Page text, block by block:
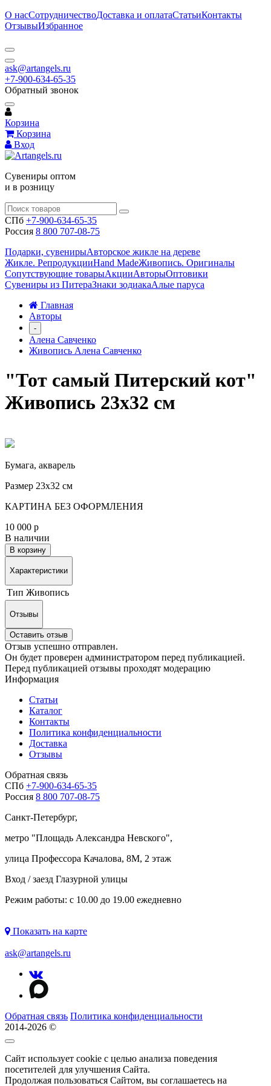
О насСотрудничествоДоставка и оплатаСтатьиКонтакты
ОтзывыИзбранное
ask@artangels.ru
+7-900-634-65-35
Обратный звонок
Корзина
Корзина
Вход
Сувениры оптом
и в розницу
СПб +7-900-634-65-35
Россия 8 800 707-08-75
Подарки, сувенирыАвторское жикле на дереве
Жикле. РепродукцииHand MadeЖивопись. Оригиналы
Сопутствующие товарыАкцииАвторыОптовики
Сувениры из ПитераЗнаки зодиакаАлые паруса
Главная
Авторы
-
Алена Савченко
Живопись Алена Савченко
"Тот самый Питерский кот"
Живопись 23х32 см
Бумага, акварель
Размер 23х32 см
КАРТИНА БЕЗ ОФОРМЛЕНИЯ
10 000 р
В наличии
В корзину
Характеристики
Тип Живопись
Отзывы
Оставить отзыв
Отзыв успешно отправлен.
Он будет проверен администратором перед публикацией.
Перед публикацией отзывы проходят модерацию
Информация
Статьи
Каталог
Контакты
Политика конфиденциальности
Доставка
Отзывы
Обратная связь
СПб +7-900-634-65-35
Россия 8 800 707-08-75
Санкт-Петербург,
метро "Площадь Александра Невского",
улица Профессора Качалова, 8М, 2 этаж
Вход / заезд Глазурной улицы
Режим работы: с 10.00 до 19.00 ежедневно
Показать на карте
ask@artangels.ru
Обратная связь Политика конфиденциальности
2014-2026 ©
Сайт использует cookie с целью анализа поведения
посетителей для улучшения Сайта.
Продолжая пользоваться Сайтом, вы соглашаетесь на